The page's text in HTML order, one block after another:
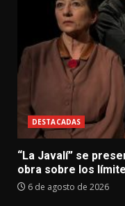
DESTACADAS
“La Javalí” se
obra sobre los
6 de agosto de 2026